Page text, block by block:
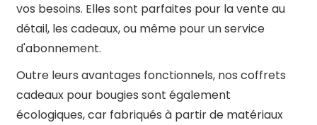
vos besoins. Elles sont parfaites pour la vente au
détail, les cadeaux, ou même pour un service
d'abonnement.
Outre leurs avantages fonctionnels, nos coffrets
cadeaux pour bougies sont également
écologiques, car fabriqués à partir de matériaux